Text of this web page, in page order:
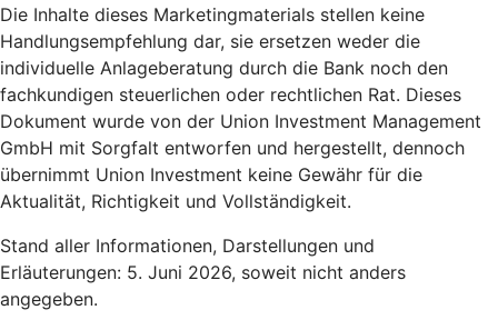
Die Inhalte dieses Marketingmaterials stellen keine
Handlungsempfehlung dar, sie ersetzen weder die
individuelle Anlageberatung durch die Bank noch den
fachkundigen steuerlichen oder rechtlichen Rat. Dieses
Dokument wurde von der Union Investment Management
GmbH mit Sorgfalt entworfen und hergestellt, dennoch
übernimmt Union Investment keine Gewähr für die
Aktualität, Richtigkeit und Vollständigkeit.
Stand aller Informationen, Darstellungen und
Erläuterungen: 5. Juni 2026, soweit nicht anders
angegeben.